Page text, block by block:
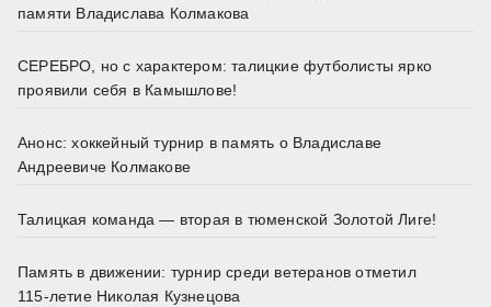
памяти Владислава Колмакова
СЕРЕБРО, но с характером: талицкие футболисты ярко
проявили себя в Камышлове!
Анонс: хоккейный турнир в память о Владиславе
Андреевиче Колмакове
Талицкая команда — вторая в тюменской Золотой Лиге!
Память в движении: турнир среди ветеранов отметил
115‑летие Николая Кузнецова